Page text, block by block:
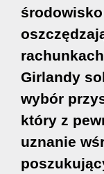
Girlandy
wybór
który z
uznanie